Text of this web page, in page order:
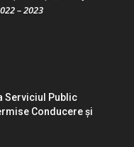
– 2023
Serviciul Public
Conducere şi